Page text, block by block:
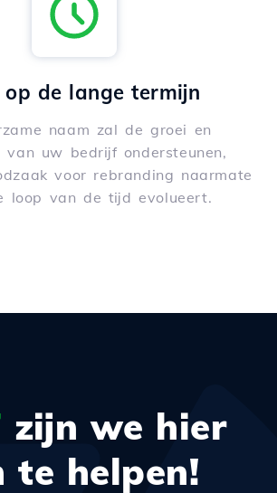
op de lange termijn
naam zal de groei en
van uw bedrijf ondersteunen,
voor rebranding naarmate
loop van de tijd evolueert.
zijn we hier
te helpen!